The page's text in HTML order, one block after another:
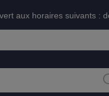
aux horaires suivants :